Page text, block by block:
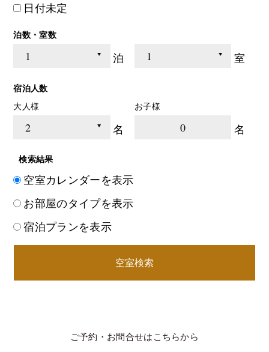
日付未定
泊数・室数
泊 室
宿泊人数
大人様
名
お子様
0 名
検索結果
空室カレンダーを表示
お部屋のタイプを表示
宿泊プランを表示
空室検索
ご予約・お問合せはこちらから